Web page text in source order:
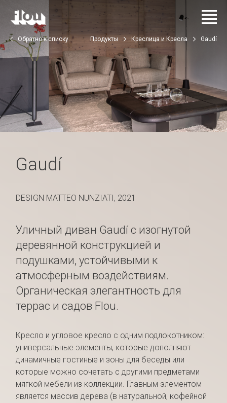
Обратно к списку Продукты Креслица и Кресла Gaudí
Gaudí
DESIGN MATTEO NUNZIATI, 2021
Уличный диван Gaudí с изогнутой
деревянной конструкцией и
подушками, устойчивыми к
атмосферным воздействиям.
Органическая элегантность для
террас и садов Flou.
Кресло и угловое кресло с одним подлокотником:
универсальные элементы, которые дополняют
динамичные гостиные и зоны для беседы или
которые можно сочетать с другими предметами
мягкой мебели из коллекции. Главным элементом
является массив дерева (в натуральной, кофейной